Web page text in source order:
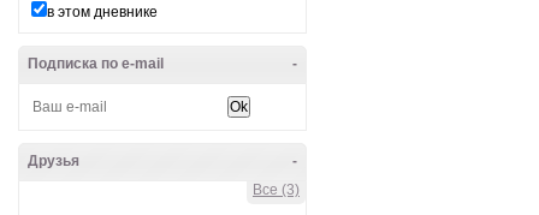
в этом дневнике
-
Подписка по e-mail
-
Друзья
Все (3)